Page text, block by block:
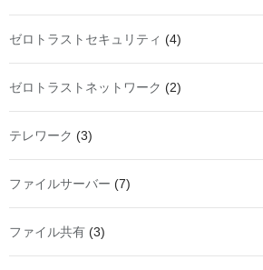
ゼロトラストセキュリティ (4)
ゼロトラストネットワーク (2)
テレワーク (3)
ファイルサーバー (7)
ファイル共有 (3)